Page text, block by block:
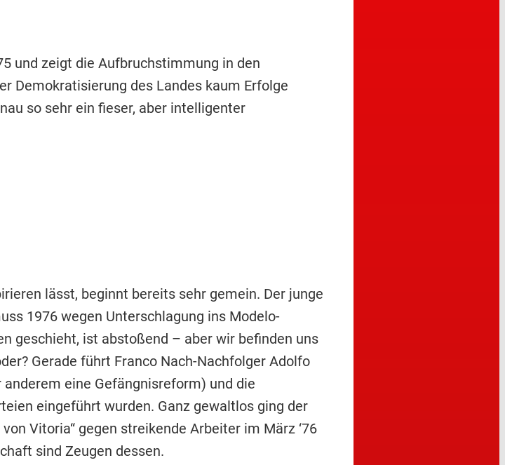
und zeigt die Aufbruchstimmung in den
Demokratisierung des Landes kaum Erfolge
so sehr ein fieser, aber intelligenter
lässt, beginnt bereits sehr gemein. Der junge
1976 wegen Unterschlagung ins Modelo-
geschieht, ist abstoßend – aber wir befinden uns
Gerade führt Franco Nach-Nachfolger Adolfo
eine Gefängnisreform) und die
eingeführt wurden. Ganz gewaltlos ging der
Vitoria“ gegen streikende Arbeiter im März ‘76
sind Zeugen dessen.